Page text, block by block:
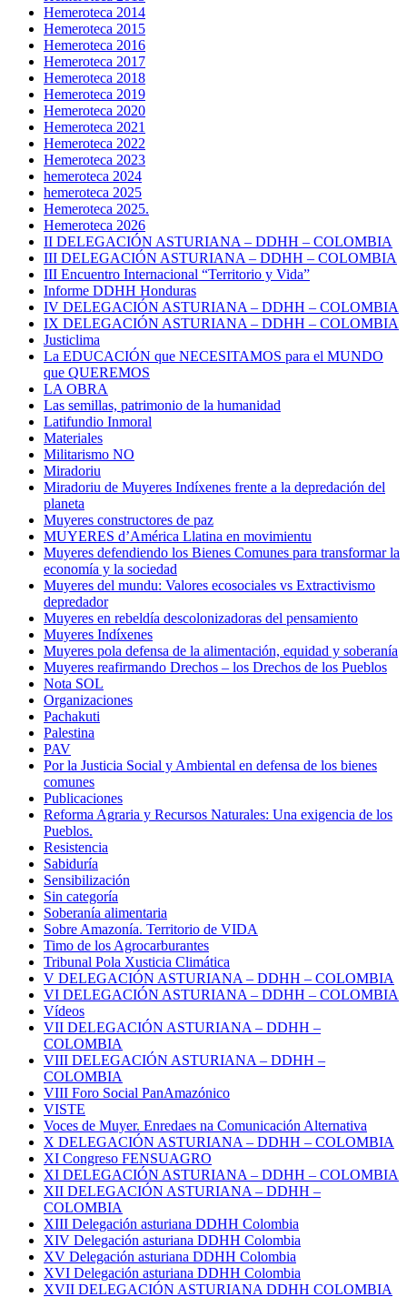
Hemeroteca 2014
Hemeroteca 2015
Hemeroteca 2016
Hemeroteca 2017
Hemeroteca 2018
Hemeroteca 2019
Hemeroteca 2020
Hemeroteca 2021
Hemeroteca 2022
Hemeroteca 2023
hemeroteca 2024
hemeroteca 2025
Hemeroteca 2025.
Hemeroteca 2026
II DELEGACIÓN ASTURIANA – DDHH – COLOMBIA
III DELEGACIÓN ASTURIANA – DDHH – COLOMBIA
III Encuentro Internacional “Territorio y Vida”
Informe DDHH Honduras
IV DELEGACIÓN ASTURIANA – DDHH – COLOMBIA
IX DELEGACIÓN ASTURIANA – DDHH – COLOMBIA
Justiclima
La EDUCACIÓN que NECESITAMOS para el MUNDO
que QUEREMOS
LA OBRA
Las semillas, patrimonio de la humanidad
Latifundio Inmoral
Materiales
Militarismo NO
Miradoriu
Miradoriu de Muyeres Indíxenes frente a la depredación del
planeta
Muyeres constructores de paz
MUYERES d’América Llatina en movimientu
Muyeres defendiendo los Bienes Comunes para transformar la
economía y la sociedad
Muyeres del mundu: Valores ecosociales vs Extractivismo
depredador
Muyeres en rebeldía descolonizadoras del pensamiento
Muyeres Indíxenes
Muyeres pola defensa de la alimentación, equidad y soberanía
Muyeres reafirmando Drechos – los Drechos de los Pueblos
Nota SOL
Organizaciones
Pachakuti
Palestina
PAV
Por la Justicia Social y Ambiental en defensa de los bienes
comunes
Publicaciones
Reforma Agraria y Recursos Naturales: Una exigencia de los
Pueblos.
Resistencia
Sabiduría
Sensibilización
Sin categoría
Soberanía alimentaria
Sobre Amazonía. Territorio de VIDA
Timo de los Agrocarburantes
Tribunal Pola Xusticia Climática
V DELEGACIÓN ASTURIANA – DDHH – COLOMBIA
VI DELEGACIÓN ASTURIANA – DDHH – COLOMBIA
Vídeos
VII DELEGACIÓN ASTURIANA – DDHH –
COLOMBIA
VIII DELEGACIÓN ASTURIANA – DDHH –
COLOMBIA
VIII Foro Social PanAmazónico
VISTE
Voces de Muyer. Enredaes na Comunicación Alternativa
X DELEGACIÓN ASTURIANA – DDHH – COLOMBIA
XI Congreso FENSUAGRO
XI DELEGACIÓN ASTURIANA – DDHH – COLOMBIA
XII DELEGACIÓN ASTURIANA – DDHH –
COLOMBIA
XIII Delegación asturiana DDHH Colombia
XIV Delegación asturiana DDHH Colombia
XV Delegación asturiana DDHH Colombia
XVI Delegación asturiana DDHH Colombia
XVII DELEGACIÓN ASTURIANA DDHH COLOMBIA